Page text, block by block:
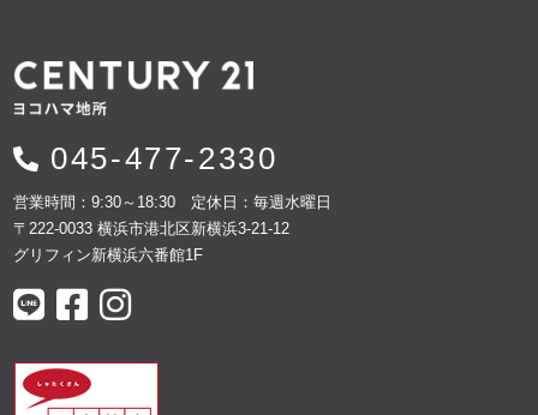
045-477-2330
営業時間：9:30～18:30 定休日：毎週水曜日
〒222-0033 横浜市港北区新横浜3-21-12
グリフィン新横浜六番館1F